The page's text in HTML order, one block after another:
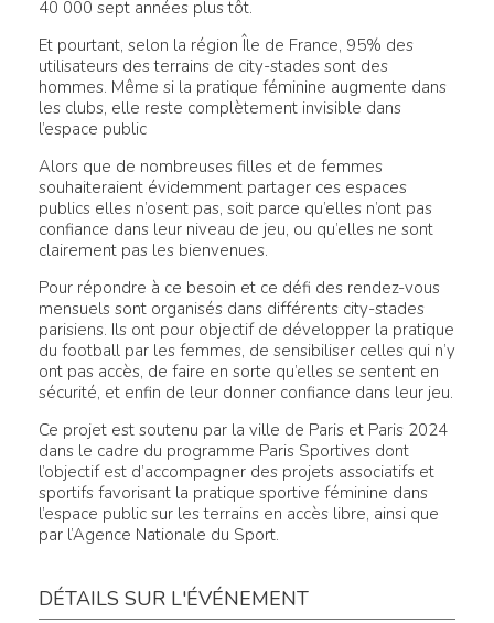
40 000 sept années plus tôt.
Et pourtant, selon la région Île de France, 95% des
utilisateurs des terrains de city-stades sont des
hommes. Même si la pratique féminine augmente dans
les clubs, elle reste complètement invisible dans
l’espace public
Alors que de nombreuses filles et de femmes
souhaiteraient évidemment partager ces espaces
publics elles n’osent pas, soit parce qu’elles n’ont pas
confiance dans leur niveau de jeu, ou qu’elles ne sont
clairement pas les bienvenues.
Pour répondre à ce besoin et ce défi des rendez-vous
mensuels sont organisés dans différents city-stades
parisiens. Ils ont pour objectif de développer la pratique
du football par les femmes, de sensibiliser celles qui n’y
ont pas accès, de faire en sorte qu’elles se sentent en
sécurité, et enfin de leur donner confiance dans leur jeu.
Ce projet est soutenu par la ville de Paris et Paris 2024
dans le cadre du programme Paris Sportives dont
l’objectif est d’accompagner des projets associatifs et
sportifs favorisant la pratique sportive féminine dans
l’espace public sur les terrains en accès libre, ainsi que
par l’Agence Nationale du Sport.
DÉTAILS SUR L'ÉVÉNEMENT